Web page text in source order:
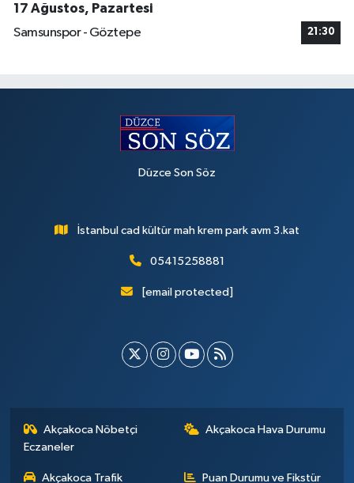
17 Ağustos, Pazartesi
Samsunspor - Göztepe
21:30
Düzce Son Söz
İstanbul cad kültür mah krem park avm 3.kat
05415258881
[email protected]
Akçakoca Nöbetçi
Eczaneler
Akçakoca Hava Durumu
Akçakoca Trafik Puan Durumu ve Fikstür